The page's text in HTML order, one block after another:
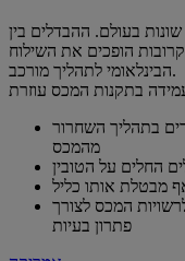
בעולם. ההבדלים בין
הופכים את השילוח
הבינלאומי לתהליך מורכב.
בתהליך השחרור
מהמכס
החלים על הטובין
מבטלת אותו כליל
המכס לצורך
פתרון בעיות